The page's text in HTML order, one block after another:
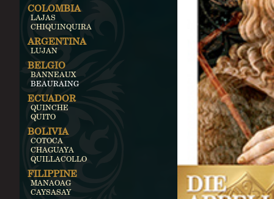
COLOMBIA
LAJAS
CHIQUINQUIRA
ARGENTINA
LUJAN
BELGIO
BANNEAUX
BEAURAING
ECUADOR
QUINCHE
QUITO
BOLIVIA
COTOCA
CHAGUAYA
QUILLACOLLO
FILIPPINE
MANAOAG
CAYSASAY